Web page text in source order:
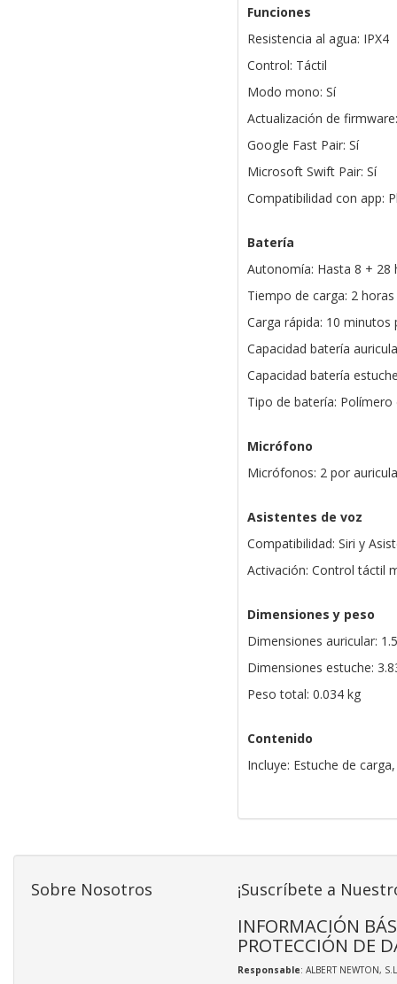
Funciones
Resistencia al agua: IPX4
Control: Táctil
Modo mono: Sí
Actualización de
Google Fast Pair: Sí
Microsoft Swift Pair: Sí
Compatibilidad con app:
Batería
Autonomía: Hasta 8 + 28
Tiempo de carga: 2 horas
Carga rápida: 10 minutos
Capacidad batería
Capacidad batería
Tipo de batería: Polímero
Micrófono
Micrófonos: 2 por
Asistentes de voz
Compatibilidad: Siri y
Activación: Control táctil
Dimensiones y peso
Dimensiones auricular:
Dimensiones estuche:
Peso total: 0.034 kg
Contenido
Incluye: Estuche de
Sobre Nosotros ¡Suscríbete a
INFORMACIÓN
PROTECCIÓN DE
Responsable: ALBERT NEWTON,